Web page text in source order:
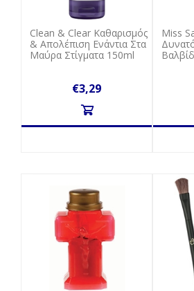
Clean & Clear Καθαρισμός
& Απολέπιση Ενάντια Στα
Μαύρα Στίγματα 150ml
€3,29
Miss